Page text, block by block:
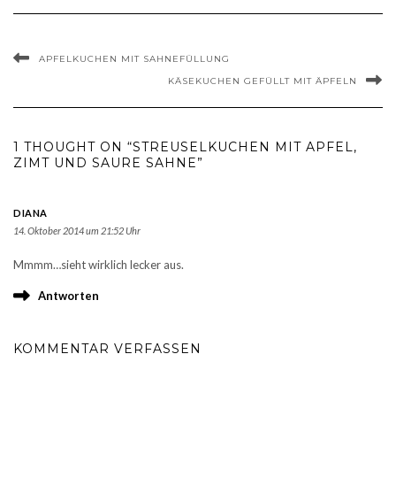
APFELKUCHEN MIT SAHNEFÜLLUNG
KÄSEKUCHEN GEFÜLLT MIT ÄPFELN
1 THOUGHT ON “STREUSELKUCHEN MIT APFEL,
ZIMT UND SAURE SAHNE”
DIANA
14. Oktober 2014 um 21:52 Uhr
Mmmm…sieht wirklich lecker aus.
Antworten
KOMMENTAR VERFASSEN